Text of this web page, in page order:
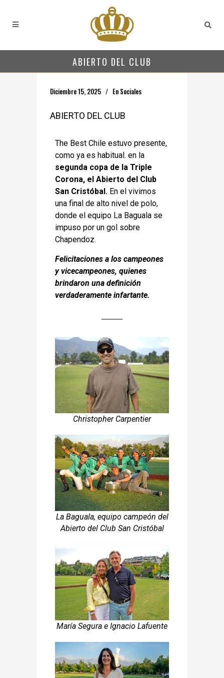
ABIERTO DEL CLUB
Diciembre 15, 2025 En Sociales
ABIERTO DEL CLUB
The Best Chile estuvo presente,
como ya es habitual. en la
segunda copa de la Triple
Corona, el Abierto del Club
San Cristóbal. En el vivimos
una final de alto nivel de polo,
donde el equipo La Baguala se
impuso por un gol sobre
Chapendoz.
Felicitaciones a los campeones
yvicecampeones, quienes
brindaron una definición
verdaderamente infartante.
Christopher Carpentier
La Baguala, equipo campeón del
Abierto del Club San Cristóbal
María Segura e Ignacio Lafuente